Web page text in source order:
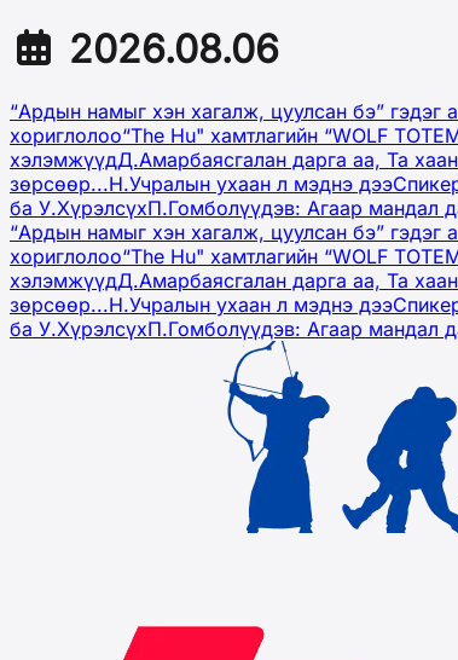
2026.08.06
“Ардын намыг хэн хагалж, цуулсан бэ” гэдэг
хориглолоо“The Hu" хамтлагийн “WOLF
хэлэмжүүдД.Амарбаясгалан дарга аа, Та
зөрсөөр...Н.Учралын ухаан л мэднэ дээ
ба У.ХүрэлсүхП.Гомболүүдэв: Агаар мандал
“Ардын намыг хэн хагалж, цуулсан бэ” гэдэг
хориглолоо“The Hu" хамтлагийн “WOLF
хэлэмжүүдД.Амарбаясгалан дарга аа, Та
зөрсөөр...Н.Учралын ухаан л мэднэ дээ
ба У.ХүрэлсүхП.Гомболүүдэв: Агаар мандал